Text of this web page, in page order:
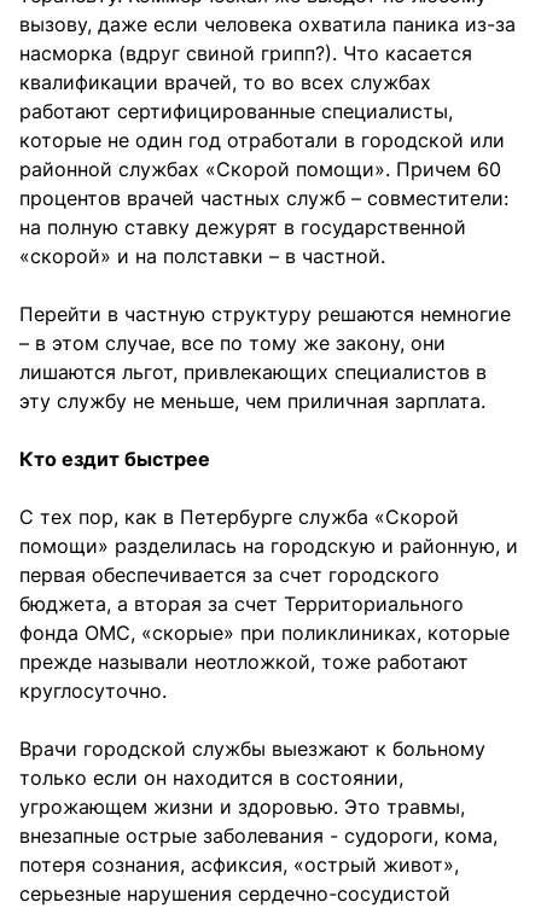
вызову, даже если человека охватила паника из-за
насморка (вдруг свиной грипп?). Что касается
квалификации врачей, то во всех службах
работают сертифицированные специалисты,
которые не один год отработали в городской или
районной службах «Скорой помощи». Причем 60
процентов врачей частных служб – совместители:
на полную ставку дежурят в государственной
«скорой» и на полставки – в частной.
Перейти в частную структуру решаются немногие
– в этом случае, все по тому же закону, они
лишаются льгот, привлекающих специалистов в
эту службу не меньше, чем приличная зарплата.
Кто ездит быстрее
С тех пор, как в Петербурге служба «Скорой
помощи» разделилась на городскую и районную, и
первая обеспечивается за счет городского
бюджета, а вторая за счет Территориального
фонда ОМС, «скорые» при поликлиниках, которые
прежде называли неотложкой, тоже работают
круглосуточно.
Врачи городской службы выезжают к больному
только если он находится в состоянии,
угрожающем жизни и здоровью. Это травмы,
внезапные острые заболевания - судороги, кома,
потеря сознания, асфиксия, «острый живот»,
серьезные нарушения сердечно-сосудистой